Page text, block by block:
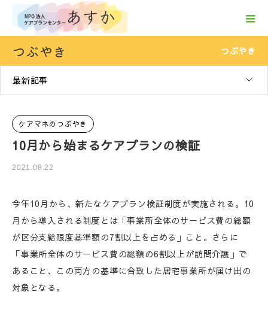
つぶやき つぶやき
最新記事
ケアマネのつぶやき
10月から始まるケアプランの検証
2021.08.22
今年10月から、新たなケアプラン検証制度が実施される。10
月から導入される制度とは「事業所全体のサービス費の総額
が区分支給限度基準額の7割以上を占める」こと。さらに
「事業所全体のサービス費の総額の6割以上が訪問介護」で
あること、この両方の基準に合致した居宅事業所が届け出の
対象となる。